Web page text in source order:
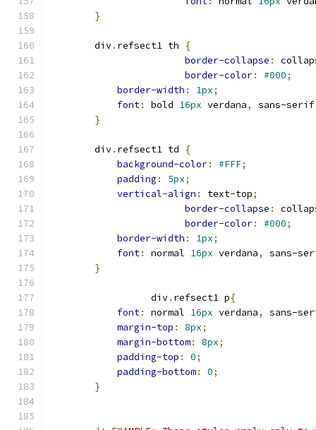
}
        div
. refsect1 th
{
border-collapse :
border-color: #000;
border-width : 1px;
font: bold 16px verdana, sans-serif
}
        div
. refsect1 td
{
background-color: #FFF;
padding : 5px;
vertical-align : text-top;
border-collapse :
border-color: #000;
border-width : 1px;
font: normal 16px verdana,
sans-
}
                  div
. refsect1 p{
font: normal 16px verdana,
sans-
margin-top : 8px;
margin-bottom: 8px;
padding-top : 0;
padding-bottom: 0;
}